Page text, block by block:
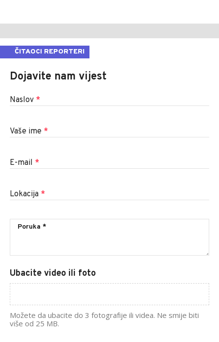
ČITAOCI REPORTERI
Dojavite nam vijest
Naslov *
Vaše ime *
E-mail *
Lokacija *
Ubacite video ili foto
Možete da ubacite do 3 fotografije ili videa. Ne smije biti
više od 25 MB.